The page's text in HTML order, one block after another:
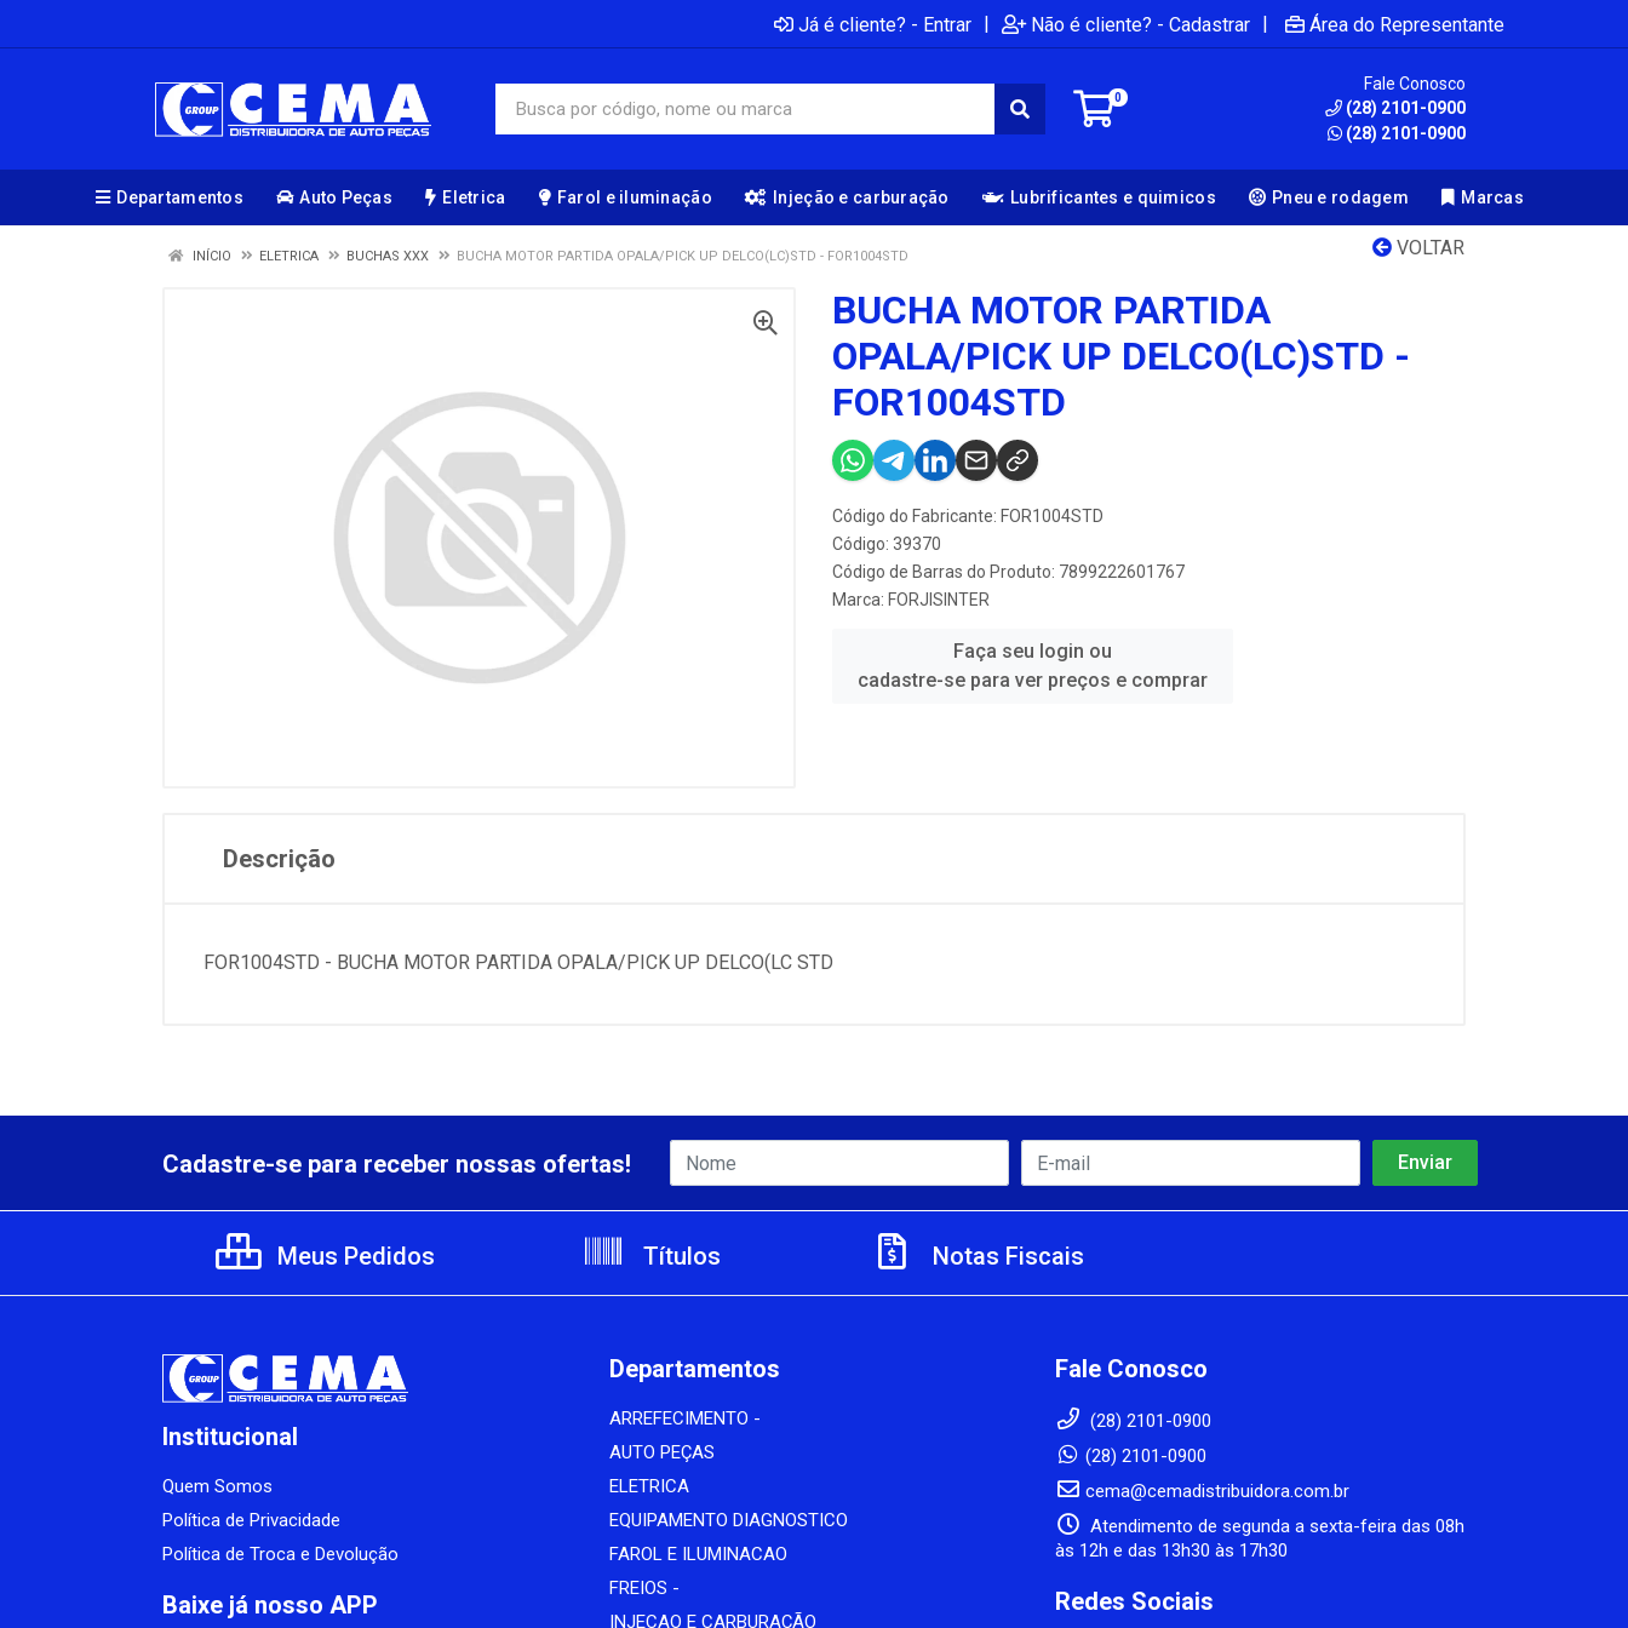
Já é cliente? - Entrar | Não é cliente? - Cadastrar | Área do Representante
0
Fale Conosco
(28) 2101-0900
(28) 2101-0900
Departamentos Auto Peças Eletrica Farol e iluminação Injeção e carburação Lubrificantes e quimicos Pneu e rodagem Marcas
VOLTAR
INÍCIO ELETRICA BUCHAS XXX BUCHA MOTOR PARTIDA OPALA/PICK UP DELCO(LC)STD - FOR1004STD
BUCHA MOTOR PARTIDA
OPALA/PICK UP DELCO(LC)STD -
FOR1004STD
Código do Fabricante: FOR1004STD
Código: 39370
Código de Barras do Produto: 7899222601767
Marca: FORJISINTER
Faça seu login ou
cadastre-se para ver preços e comprar
Descrição
FOR1004STD - BUCHA MOTOR PARTIDA OPALA/PICK UP DELCO(LC STD
Cadastre-se para receber nossas ofertas!
Meus Pedidos Títulos Notas Fiscais
Institucional
Quem Somos
Política de Privacidade
Política de Troca e Devolução
Baixe já nosso APP
Departamentos
ARREFECIMENTO -
AUTO PEÇAS
ELETRICA
EQUIPAMENTO DIAGNOSTICO
FAROL E ILUMINACAO
FREIOS -
INJECAO E CARBURAÇÃO
Fale Conosco
(28) 2101-0900
(28) 2101-0900
cema@cemadistribuidora.com.br
Atendimento de segunda a sexta-feira das 08h
às 12h e das 13h30 às 17h30
Redes Sociais